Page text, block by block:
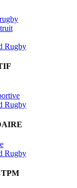
Rugby
Rugby
Rugby